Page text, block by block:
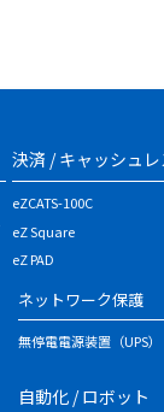
決済 / キャッシュレ
eZCATS-100C
eZ Square
eZ PAD
ネットワーク保護
無停電電源装置（UPS）
自動化 / ロボット